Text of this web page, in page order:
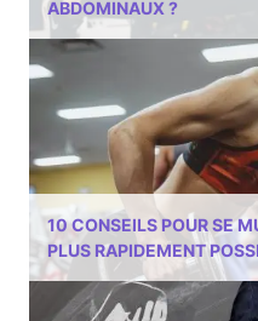
ABDOMINAUX ?
10 CONSEILS POUR SE
PLUS RAPIDEMENT